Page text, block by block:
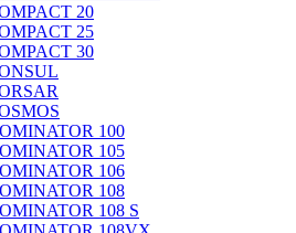
20
25
30
100
105
106
108
108 S